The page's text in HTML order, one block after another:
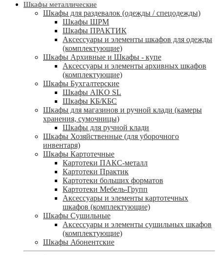
Шкафы металлические
Шкафы для раздевалок (одежды / спецодежды)
Шкафы ШРМ
Шкафы ПРАКТИК
Аксессуары и элементы шкафов для одежды
(комплектующие)
Шкафы Архивные и Шкафы - купе
Аксессуары и элементы архивных шкафов
(комплектующие)
Шкафы Бухгалтерские
Шкафы AIKO SL
Шкафы КБ/КБС
Шкафы для магазинов и ручной клади (камеры
хранения, сумочницы)
Шкафы для ручной клади
Шкафы Хозяйственные (для уборочного
инвентаря)
Шкафы Картотечные
Картотеки ПАКС-металл
Картотеки Практик
Картотеки больших форматов
Картотеки Мебель-Групп
Аксессуары и элементы картотечных
шкафов (комплектующие)
Шкафы Сушильные
Аксессуары и элементы сушильных шкафов
(комплектующие)
Шкафы Абонентские